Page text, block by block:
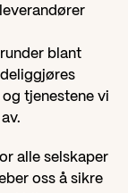
blant
tjenestene vi
alle selskaper
oss å sikre